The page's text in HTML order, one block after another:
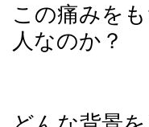
この痛みを
人なのか？